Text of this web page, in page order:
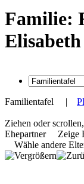
Familie:
Familientafel |
Ziehen oder
Ehepartner
Zeige
Wähle andere